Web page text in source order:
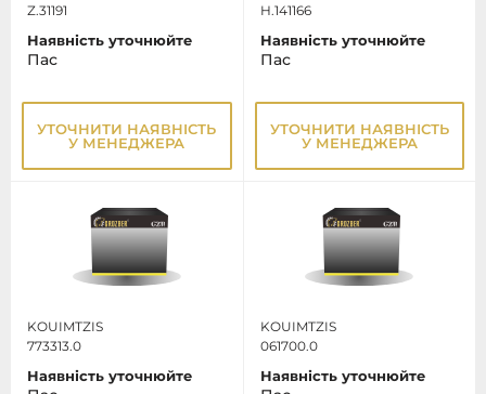
Z.31191
Наявність уточнюйте
Пас
УТОЧНИТИ НАЯВНІСТЬ
У МЕНЕДЖЕРА
H.141166
Наявність уточнюйте
Пас
УТОЧНИТИ НАЯВНІСТЬ
У МЕНЕДЖЕРА
KOUIMTZIS
773313.0
Наявність уточнюйте
KOUIMTZIS
061700.0
Наявність уточнюйте